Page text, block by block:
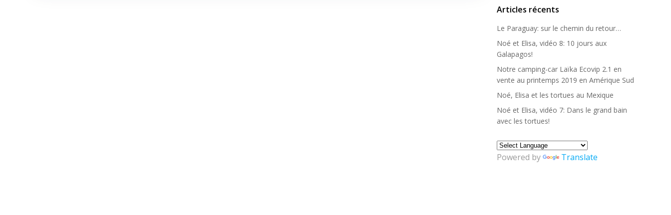
Articles récents
Le Paraguay: sur le chemin du retour…
Noé et Elisa, vidéo 8: 10 jours aux
Galapagos!
Notre camping-car Laïka Ecovip 2.1 en
vente au printemps 2019 en Amérique Sud
Noé, Elisa et les tortues au Mexique
Noé et Elisa, vidéo 7: Dans le grand bain
avec les tortues!
Powered by Translate